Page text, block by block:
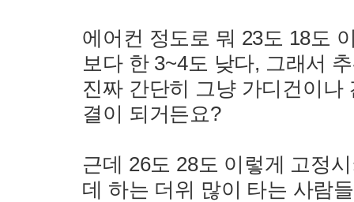
에어컨 정도로 뭐 23도 18도
보다 한 3~4도 낮다, 그래서
진짜 간단히 그냥 가디건이
결이 되거든요?
근데 26도 28도 이렇게 고정
데 하는 더위 많이 타는 사람